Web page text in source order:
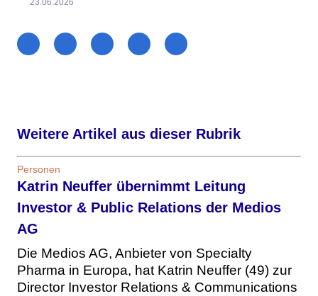
23.06.2026
Weitere Artikel aus dieser Rubrik
Personen
Katrin Neuffer übernimmt Leitung
Investor & Public Relations der Medios
AG
Die Medios AG, Anbieter von Specialty
Pharma in Europa, hat Katrin Neuffer (49) zur
Director Investor Relations & Communications